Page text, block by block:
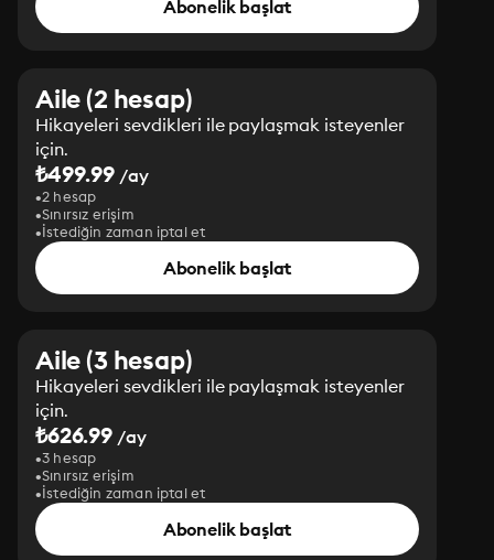
Abonelik başlat
Aile (2 hesap)
Hikayeleri sevdikleri ile paylaşmak isteyenler
için.
₺499.99 /ay
2 hesap
Sınırsız erişim
İstediğin zaman iptal et
Abonelik başlat
Aile (3 hesap)
Hikayeleri sevdikleri ile paylaşmak isteyenler
için.
₺626.99 /ay
3 hesap
Sınırsız erişim
İstediğin zaman iptal et
Abonelik başlat